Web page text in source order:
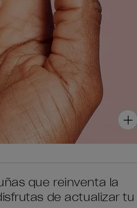
que reinventa la
de actualizar tu